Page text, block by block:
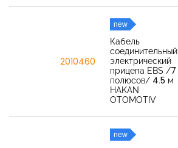
2010460
new
Кабель
соединительный
электрический
прицепа EBS /7
полюсов/ 4.5 м
HAKAN
OTOMOTIV
new